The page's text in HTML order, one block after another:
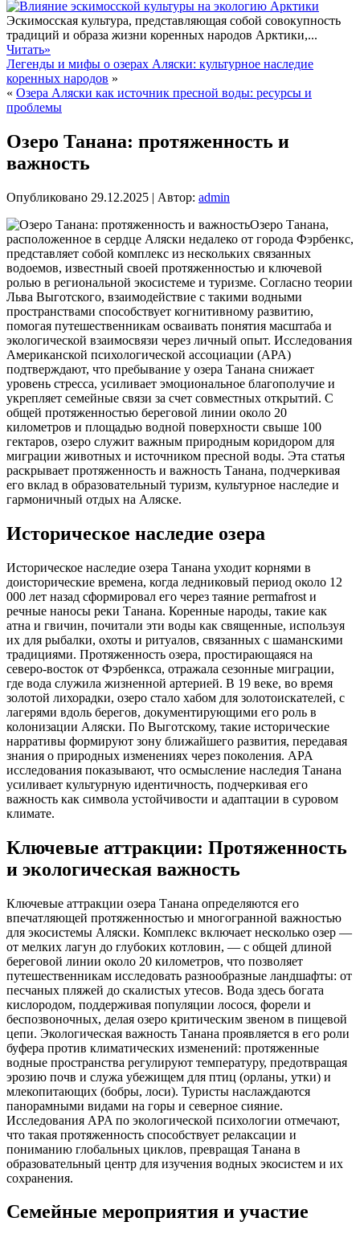
Эскимосская культура, представляющая собой совокупность
традиций и образа жизни коренных народов Арктики,...
Читать»
Легенды и мифы о озерах Аляски: культурное наследие
коренных народов »
« Озера Аляски как источник пресной воды: ресурсы и
проблемы
Озеро Танана: протяженность и
важность
Опубликовано 29.12.2025 | Автор: admin
Озеро Танана,
расположенное в сердце Аляски недалеко от города Фэрбенкс,
представляет собой комплекс из нескольких связанных
водоемов, известный своей протяженностью и ключевой
ролью в региональной экосистеме и туризме. Согласно теории
Льва Выготского, взаимодействие с такими водными
пространствами способствует когнитивному развитию,
помогая путешественникам осваивать понятия масштаба и
экологической взаимосвязи через личный опыт. Исследования
Американской психологической ассоциации (APA)
подтверждают, что пребывание у озера Танана снижает
уровень стресса, усиливает эмоциональное благополучие и
укрепляет семейные связи за счет совместных открытий. С
общей протяженностью береговой линии около 20
километров и площадью водной поверхности свыше 100
гектаров, озеро служит важным природным коридором для
миграции животных и источником пресной воды. Эта статья
раскрывает протяженность и важность Танана, подчеркивая
его вклад в образовательный туризм, культурное наследие и
гармоничный отдых на Аляске.
Историческое наследие озера
Историческое наследие озера Танана уходит корнями в
доисторические времена, когда ледниковый период около 12
000 лет назад сформировал его через таяние permafrost и
речные наносы реки Танана. Коренные народы, такие как
атна и гвичин, почитали эти воды как священные, используя
их для рыбалки, охоты и ритуалов, связанных с шаманскими
традициями. Протяженность озера, простирающаяся на
северо-восток от Фэрбенкса, отражала сезонные миграции,
где вода служила жизненной артерией. В 19 веке, во время
золотой лихорадки, озеро стало хабом для золотоискателей, с
лагерями вдоль берегов, документирующими его роль в
колонизации Аляски. По Выготскому, такие исторические
нарративы формируют зону ближайшего развития, передавая
знания о природных изменениях через поколения. APA
исследования показывают, что осмысление наследия Танана
усиливает культурную идентичность, подчеркивая его
важность как символа устойчивости и адаптации в суровом
климате.
Ключевые аттракции: Протяженность
и экологическая важность
Ключевые аттракции озера Танана определяются его
впечатляющей протяженностью и многогранной важностью
для экосистемы Аляски. Комплекс включает несколько озер —
от мелких лагун до глубоких котловин, — с общей длиной
береговой линии около 20 километров, что позволяет
путешественникам исследовать разнообразные ландшафты: от
песчаных пляжей до скалистых утесов. Вода здесь богата
кислородом, поддерживая популяции лосося, форели и
беспозвоночных, делая озеро критическим звеном в пищевой
цепи. Экологическая важность Танана проявляется в его роли
буфера против климатических изменений: протяженные
водные пространства регулируют температуру, предотвращая
эрозию почв и служа убежищем для птиц (орланы, утки) и
млекопитающих (бобры, лоси). Туристы наслаждаются
панорамными видами на горы и северное сияние.
Исследования APA по экологической психологии отмечают,
что такая протяженность способствует релаксации и
пониманию глобальных циклов, превращая Танана в
образовательный центр для изучения водных экосистем и их
сохранения.
Семейные мероприятия и участие